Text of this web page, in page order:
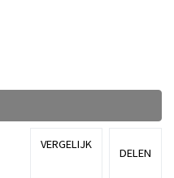
VERGELIJK
DELEN